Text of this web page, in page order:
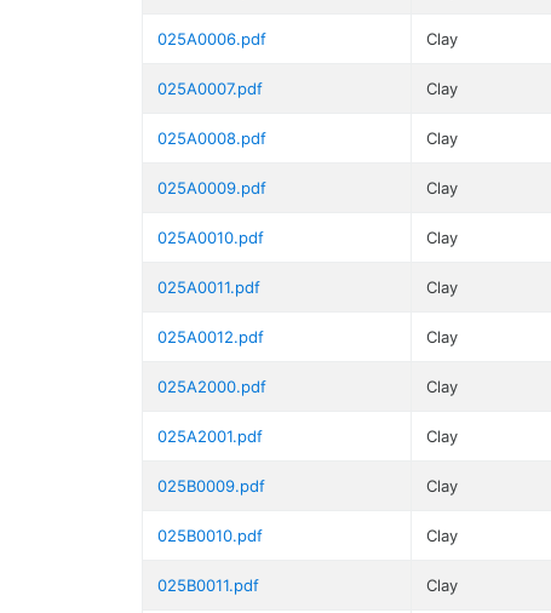
025A0006.pdf Clay
025A0007.pdf Clay
025A0008.pdf Clay
025A0009.pdf Clay
025A0010.pdf Clay
025A0011.pdf Clay
025A0012.pdf Clay
025A2000.pdf Clay
025A2001.pdf Clay
025B0009.pdf Clay
025B0010.pdf Clay
025B0011.pdf Clay